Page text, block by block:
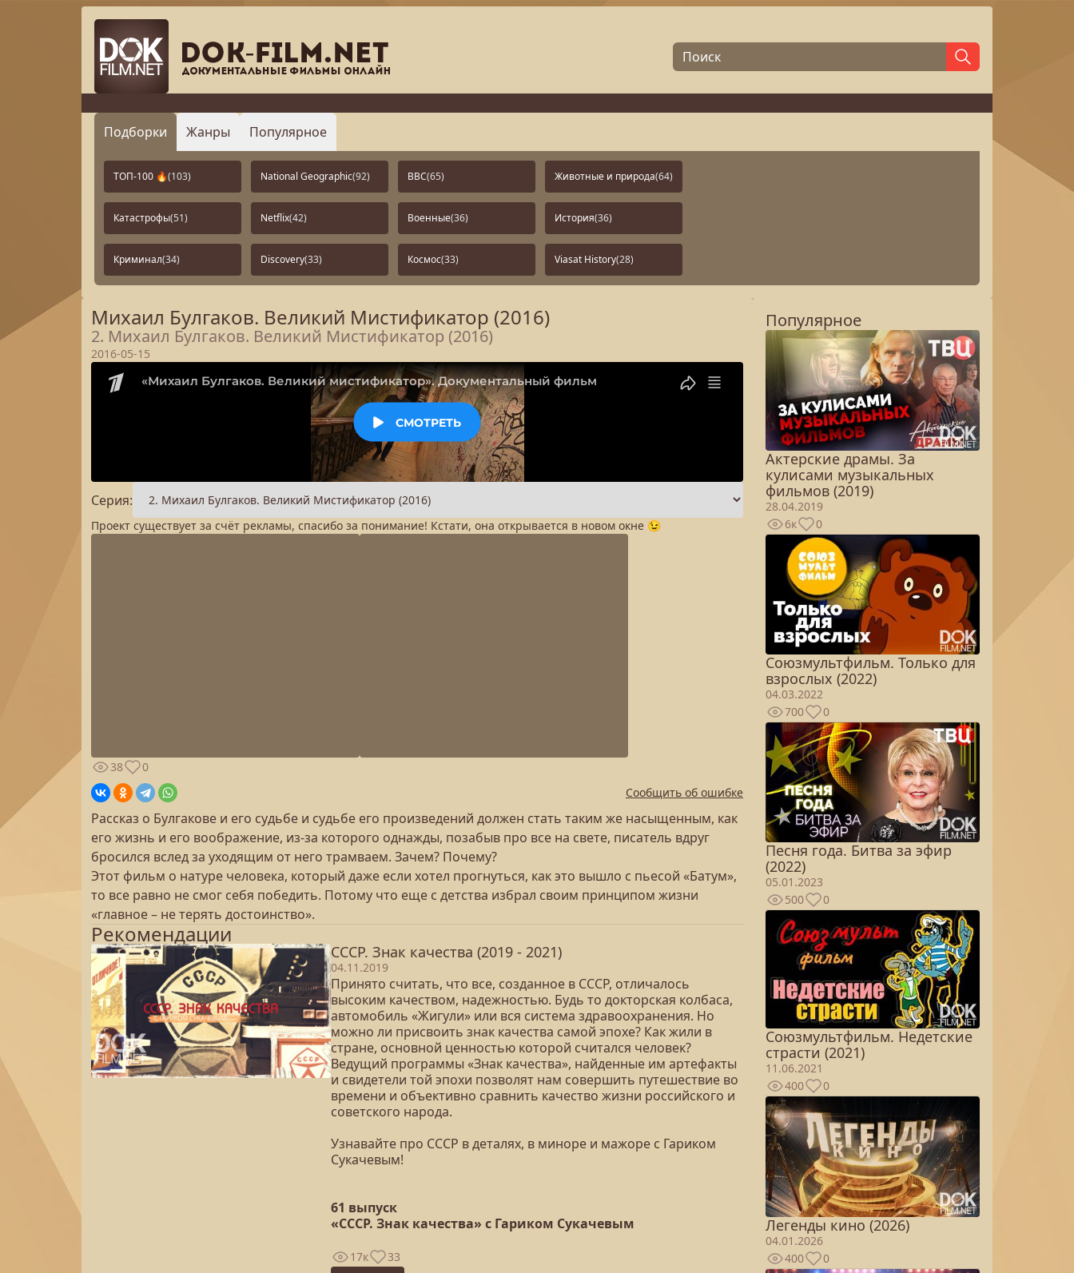
Подборки Жанры Популярное
ТОП-100 🔥(103) National Geographic(92) BBC(65) Животные и природа(64)
Катастрофы(51) Netflix(42) Военные(36) История(36)
Криминал(34) Discovery(33) Космос(33) Viasat History(28)
Михаил Булгаков. Великий Мистификатор (2016)
2. Михаил Булгаков. Великий Мистификатор (2016)
2016-05-15
Серия:
Проект существует за счёт рекламы, спасибо за понимание! Кстати, она открывается в новом окне 😉
38
0
Сообщить об ошибке
Рассказ о Булгакове и его судьбе и судьбе его произведений должен стать таким же насыщенным, как
его жизнь и его воображение, из-за которого однажды, позабыв про все на свете, писатель вдруг
бросился вслед за уходящим от него трамваем. Зачем? Почему?
Этот фильм о натуре человека, который даже если хотел прогнуться, как это вышло с пьесой «Батум»,
то все равно не смог себя победить. Потому что еще с детства избрал своим принципом жизни
«главное – не терять достоинство».
Рекомендации
СССР. Знак качества (2019 - 2021)
04.11.2019
Принято считать, что все, созданное в СССР, отличалось
высоким качеством, надежностью. Будь то докторская колбаса,
автомобиль «Жигули» или вся система здравоохранения. Но
можно ли присвоить знак качества самой эпохе? Как жили в
стране, основной ценностью которой считался человек?
Ведущий программы «Знак качества», найденные им артефакты
и свидетели той эпохи позволят нам совершить путешествие во
времени и объективно сравнить качество жизни российского и
советского народа.
Узнавайте про СССР в деталях, в миноре и мажоре с Гариком
Сукачевым!
61 выпуск
«СССР. Знак качества» с Гариком Сукачевым
17к 33
Популярное
Актерские драмы. За
кулисами музыкальных
фильмов (2019)
28.04.2019
6к
0
Союзмультфильм. Только для
взрослых (2022)
04.03.2022
700
0
Песня года. Битва за эфир
(2022)
05.01.2023
500
0
Союзмультфильм. Недетские
страсти (2021)
11.06.2021
400
0
Легенды кино (2026)
04.01.2026
400
0